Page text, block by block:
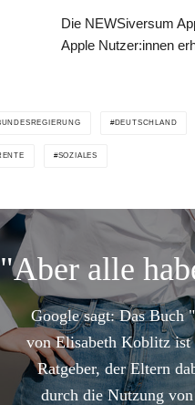
Die NEWSiversum
Apple Nutzer:innen
DEUTSCHLAND
SOZIALES
"Aber alle
Google sagt: Das Buch
von Elisabeth Koblitz ist
Ratgeber, der Eltern
durch die Nutzung